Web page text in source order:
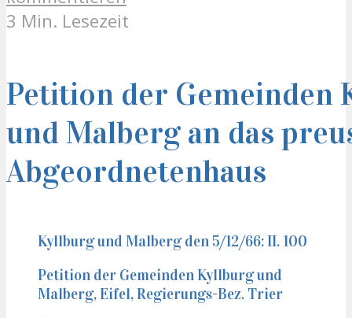
3 Min. Lesezeit
Petition der Gemeinden
und Malberg an das
Abgeordnetenhaus
Kyllburg und Malberg den 5/12/66: II. 100
Petition der Gemeinden Kyllburg und
Malberg, Eifel, Regierungs-Bez. Trier